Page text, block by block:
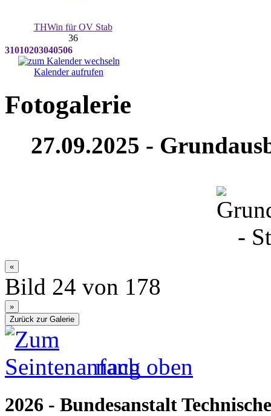
THWin für OV Stab
36
31010203040506
Kalender aufrufen
Fotogalerie
27.09.2025 -
Bild 24 von 178
nach oben
2026 - Bundesanstalt